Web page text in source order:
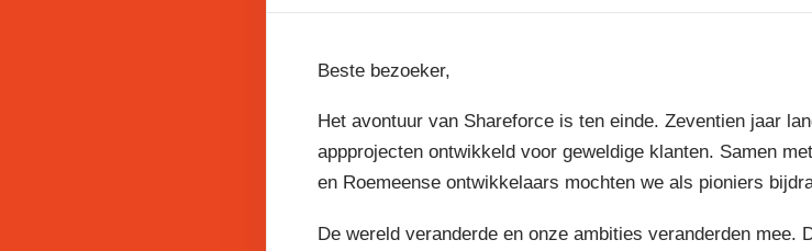
Beste bezoeker,
Het avontuur van Shareforce is ten einde. Zeventien jaar
appprojecten ontwikkeld voor geweldige klanten. Samen
en Roemeense ontwikkelaars mochten we als pioniers
De wereld veranderde en onze ambities veranderden mee.